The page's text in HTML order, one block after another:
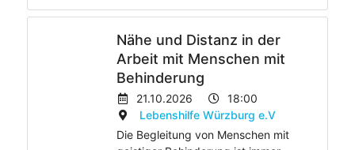
Nähe und Distanz in der
Arbeit mit Menschen mit
Behinderung
21.10.2026
18:00
Lebenshilfe Würzburg e.V
Die Begleitung von Menschen mit